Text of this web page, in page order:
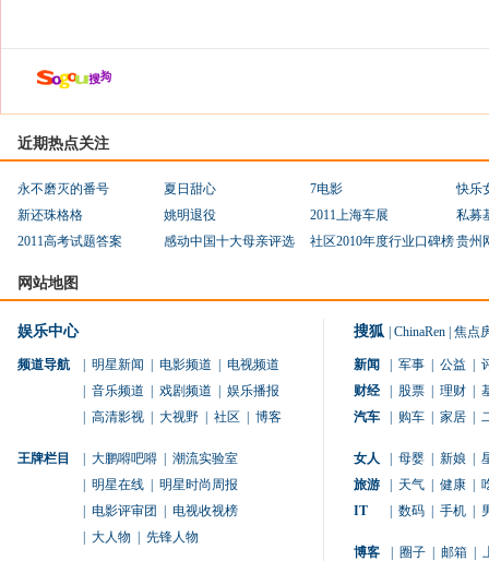
近期热点关注
永不磨灭的番号 夏日甜心 7电影
快乐
新还珠格格
姚明退役 2011上海车展
私募
2011高考试题答案
感动中国十大母亲评选 社区2010年度行业口碑榜贵州
网站地图
娱乐中心
频道导航 明星新闻 电影频道
电视频道
音乐频道 戏剧频道
娱乐播报
高清影视 大视野 社区 博客
王牌栏目 大鹏嘚吧嘚
潮流实验室
明星在线
明星时尚周报
电影评审团
电视收视榜
大人物 先锋人物
搜狐 ChinaRen 焦点
新闻 军事 公益
财经
股票 理财
汽车
购车 家居
女人 母婴 新娘
旅游
天气 健康
IT
数码 手机
博客 圈子 邮箱